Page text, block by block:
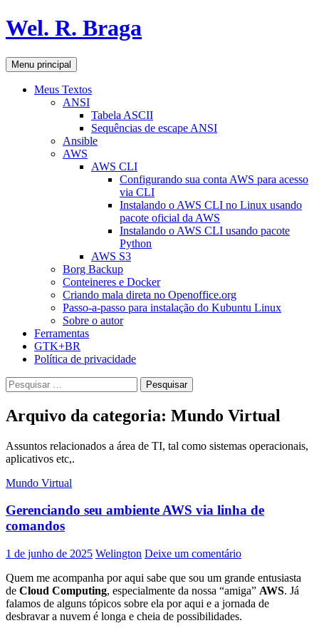
Pular
para
conteúdo
Wel. R. Braga
Pesquisar
Menu principal
Meus Textos
ANSI
Tabela ASCII
Sequências de escape ANSI
Ansible
AWS
AWS CLI
Configurando sua conta AWS para acesso
via CLI
Instalando o AWS CLI no Linux usando
pacote oficial da AWS
Instalando o AWS CLI usando pacote
Python
AWS S3
Borg Backup
Conteineres e Docker
Criando mala direta no Openoffice.org
Passo-a-passo para instalação do Kubuntu Linux
Sobre o autor
Ferramentas
GTK+BR
Política de privacidade
Pesquisar
por:
Arquivo da categoria: Mundo Virtual
Assuntos relacionados a área de TI, tal como sistemas operacionais,
aplicativos etc,.
Mundo Virtual
Gerenciando seu ambiente AWS via linha de
comandos
1 de junho de 2025 Welington Deixe um comentário
Quem me acompanha por aqui sabe que sou um grande entusiasta
de Cloud Computing, especialmente da nossa “amiga” AWS. Já
falamos de alguns tópicos sobre ela por aqui e a jornada de
desbravar a nuvem é longa e cheia de possibilidades.